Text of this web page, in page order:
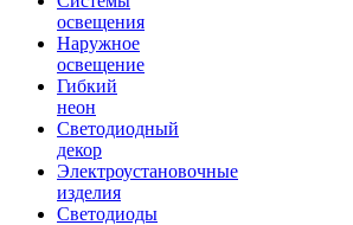
освещения
Наружное
освещение
Гибкий
неон
Светодиодный
декор
Электроустановочные
изделия
Светодиоды